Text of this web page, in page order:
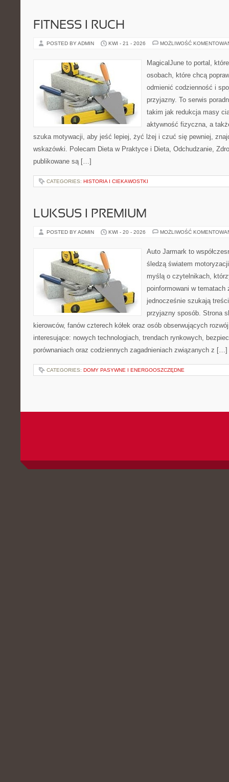
FITNESS I RUCH
POSTED BY ADMIN KWI - 21 - 2026 MOŻLIWOŚĆ
MagicalJune to portal,
osobach, które chcą
odmienić codzienność i
przyjazny. To serwis
takim jak redukcja masy
aktywność fizyczna, a
szuka motywacji, aby jeść lepiej, żyć lżej i czuć się pewniej,
wskazówki. Polecam Dieta w Praktyce i Dieta, Odchudzanie,
publikowane są […]
CATEGORIES: HISTORIA I CIEKAWOSTKI
LUKSUS I PREMIUM
POSTED BY ADMIN KWI - 20 - 2026 MOŻLIWOŚĆ
Auto Jarmark to
śledzą światem
myślą o czytelnikach,
poinformowani w
jednocześnie szukają
przyjazny sposób. Strona
kierowców, fanów czterech kółek oraz osób obserwujących
interesujące: nowych technologiach, trendach rynkowych,
porównaniach oraz codziennych zagadnieniach związanych z […]
CATEGORIES: DOMY PASYWNE I ENERGOOSZCZĘDNE